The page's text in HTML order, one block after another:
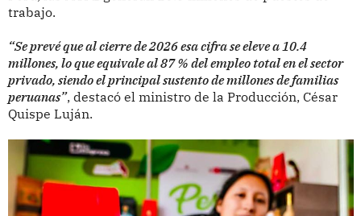
trabajo.
“Se prevé que al cierre de 2026 esa cifra se eleve a 10.4
millones, lo que equivale al 87 % del empleo total en el sector
privado, siendo el principal sustento de millones de familias
peruanas”, destacó el ministro de la Producción, César
Quispe Luján.